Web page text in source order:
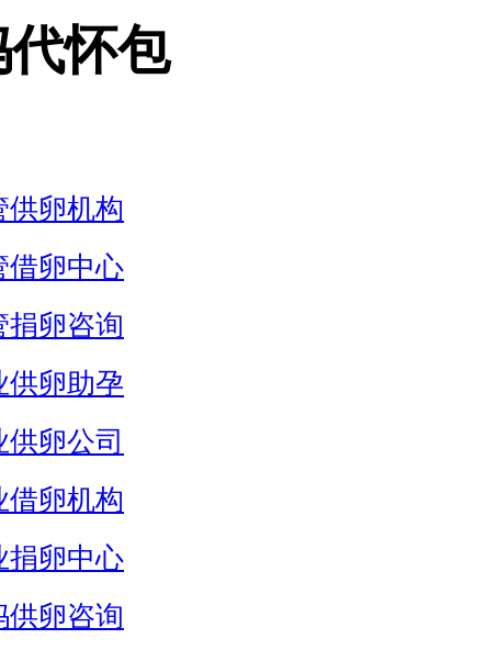
怀包
供卵机构
借卵中心
捐卵咨询
供卵助孕
供卵公司
借卵机构
捐卵中心
供卵咨询